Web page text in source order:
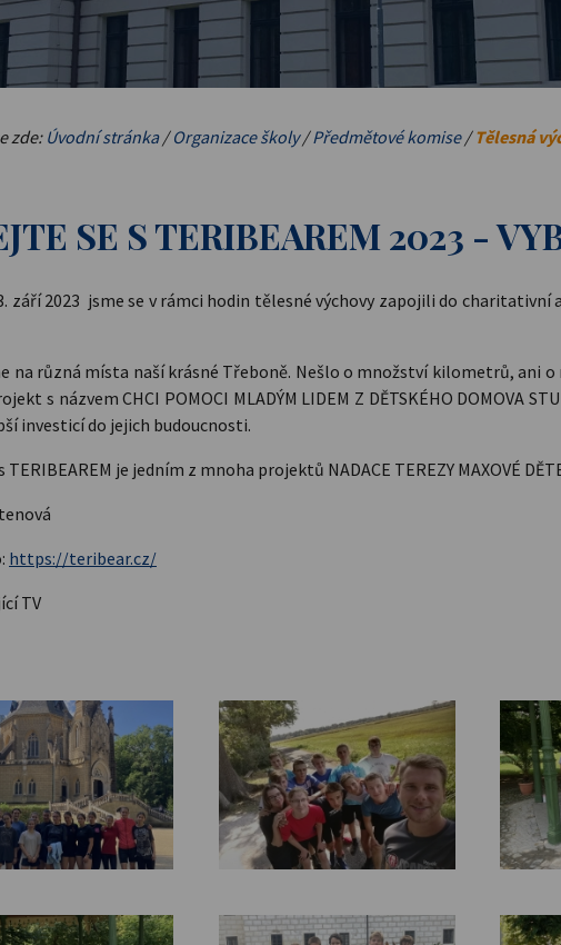
zde: Úvodní stránka/Organizace školy/Předmětové komise/Tělesná
SE S TERIBEAREM 2023 -
září 2023 jsme se v rámci hodin tělesné výchovy zapojili do charitativní
na různá místa naší krásné Třeboně. Nešlo o množství kilometrů, ani
s názvem CHCI POMOCI MLADÝM LIDEM Z DĚTSKÉHO DOMOVA
investicí do jejich budoucnosti.
TERIBEAREM je jedním z mnoha projektů NADACE TEREZY MAXOVÉ
https://teribear.cz/
TV